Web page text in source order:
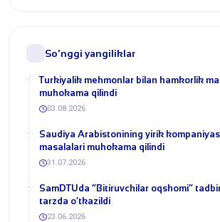
So'nggi yangiliklar
Turkiyalik mehmonlar bilan hamkorlik
muhokama qilindi
03.08.2026
​Saudiya Arabistonining yirik
masalalari muhokama qilindi
31.07.2026
​SamDTUda “Bitiruvchilar oqshomi”
tarzda o‘tkazildi
23.06.2026